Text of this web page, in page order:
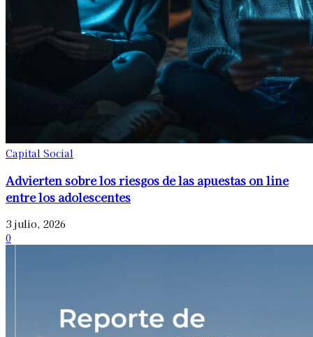
Capital Social
Advierten sobre los riesgos de las apuestas on line
entre los adolescentes
3 julio, 2026
0